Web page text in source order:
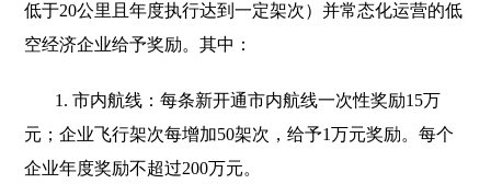
低于20公里且年度执行达到一定架次）并常态化运营的低
空经济企业给予奖励。其中：
1. 市内航线：每条新开通市内航线一次性奖励15万
元；企业飞行架次每增加50架次，给予1万元奖励。每个
企业年度奖励不超过200万元。